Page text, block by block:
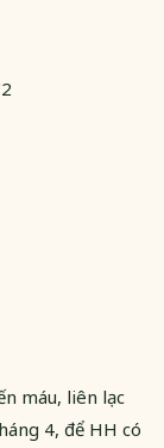
máu, liên lạc
4, để HH có